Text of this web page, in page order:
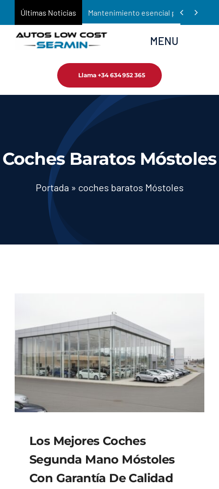
contenido
Últimas Noticias Mantenimiento esencial para
 
MENU
Servicios
Llama +34 634 952 365
Coches Baratos Móstoles
Portada » coches baratos Móstoles
Los Mejores Coches
Segunda Mano Móstoles
Con Garantía De Calidad